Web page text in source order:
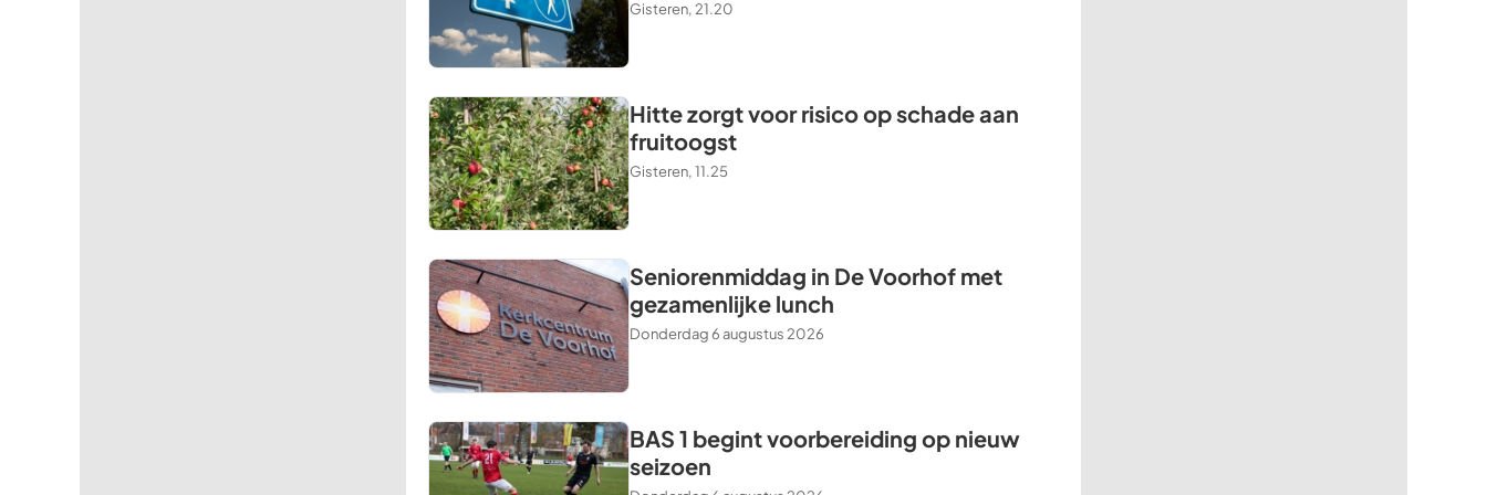
Gisteren, 21.20
Hitte zorgt voor risico op schade aan
fruitoogst
Gisteren, 11.25
Seniorenmiddag in De Voorhof met
gezamenlijke lunch
Donderdag 6 augustus 2026
BAS 1 begint voorbereiding op nieuw
seizoen